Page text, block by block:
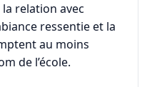
relation avec
ressentie et la
au moins
de l’école.